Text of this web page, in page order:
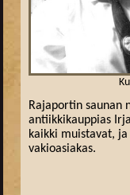
Rajaportin saunan
antiikkikauppias
kaikki muistavat,
vakioasiakas.